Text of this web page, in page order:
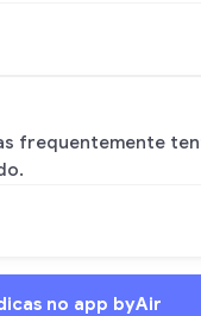
no app byAir